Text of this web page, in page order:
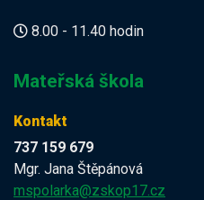
8.00 - 11.40 hodin
Mateřská škola
Kontakt
737 159 679
Mgr. Jana Štěpánová
mspolarka@zskop17.cz